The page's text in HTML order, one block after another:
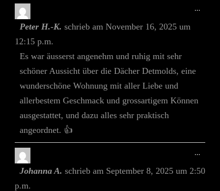
Peter H.-K. schrieb am November 16, 2025 um
12:15 p.m.
Es war äusserst angenehm und ruhig mit sehr
schöner Aussicht über die Dächer Detmolds, eine
wunderschöne Wohnung mit aller Liebe und
allerbestem Geschmack und grossartigem Können
ausgestattet, und dazu alles sehr praktisch
angeordnet. 👍
...
Johanna A. schrieb am September 8, 2025 um 2:50
p.m.
...
Ein-/